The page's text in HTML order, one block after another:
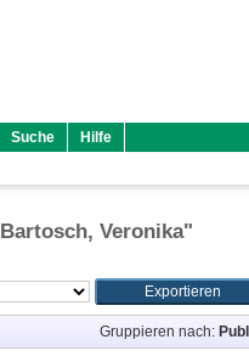
Suche Hilfe
Bartosch, Veronika"
Gruppieren nach: